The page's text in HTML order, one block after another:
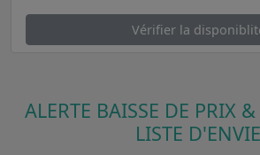
Vérifier la
ALERTE BAISSE DE PRIX
LISTE D'ENVIE